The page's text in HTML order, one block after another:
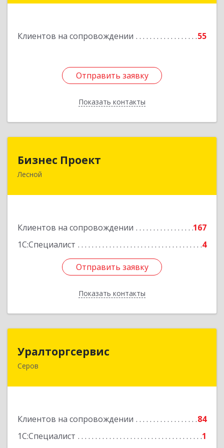
Клиентов на сопровождении 55
Отправить заявку
Показать контакты
Отправить заявку
Назад
Бизнес Проект
Лесной
Клиентов на сопровождении
167
1С:Специалист
4
Отправить заявку
Показать контакты
624200, Свердловская обл, Лесной г, Сиротина
Отправить заявку
Назад
Уралторгсервис
Серов
Клиентов на сопровождении
84
1С:Специалист
1
624980, Свердловская обл, Серов г, Кирова ул,